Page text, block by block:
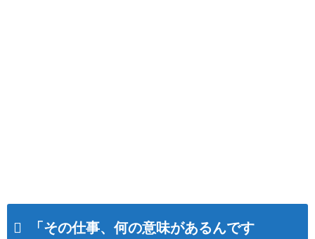
「その仕事、何の意味があるんです